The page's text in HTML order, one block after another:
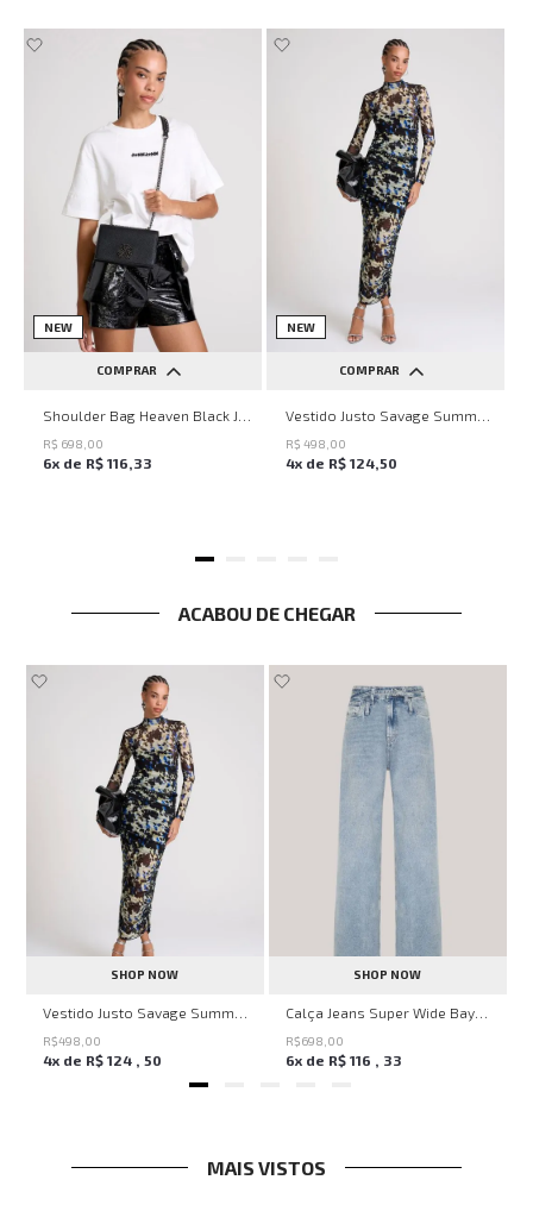
NEW
COMPRAR
UN
R$ 698 00
6x de R$ 116 33
NEW
COMPRAR
PP P M G
R$ 498 00
4x de R$ 124 50
ACABOU DE CHEGAR
SHOP NOW
R$498 00
4x de R$ 124 , 50
SHOP NOW
R$698 00
6x de R$ 116 , 33
MAIS VISTOS